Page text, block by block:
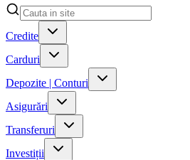
Credite
Carduri
Depozite | Conturi
Asigurări
Transferuri
Investiții